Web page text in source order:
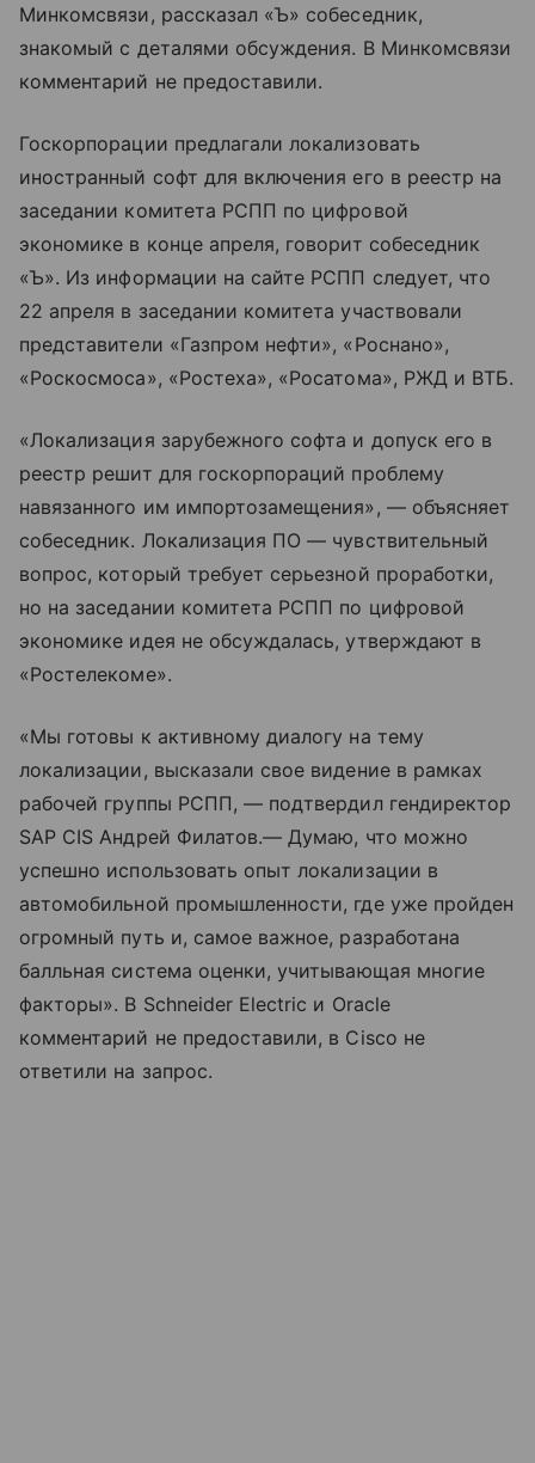
Минкомсвязи, рассказал «Ъ» собеседник,
знакомый с деталями обсуждения. В Минкомсвязи
комментарий не предоставили.
Госкорпорации предлагали локализовать
иностранный софт для включения его в реестр на
заседании комитета РСПП по цифровой
экономике в конце апреля, говорит собеседник
«Ъ». Из информации на сайте РСПП следует, что
22 апреля в заседании комитета участвовали
представители «Газпром нефти», «Роснано»,
«Роскосмоса», «Ростеха», «Росатома», РЖД и ВТБ.
«Локализация зарубежного софта и допуск его в
реестр решит для госкорпораций проблему
навязанного им импортозамещения», — объясняет
собеседник. Локализация ПО — чувствительный
вопрос, который требует серьезной проработки,
но на заседании комитета РСПП по цифровой
экономике идея не обсуждалась, утверждают в
«Ростелекоме».
«Мы готовы к активному диалогу на тему
локализации, высказали свое видение в рамках
рабочей группы РСПП, — подтвердил гендиректор
SAP CIS Андрей Филатов.— Думаю, что можно
успешно использовать опыт локализации в
автомобильной промышленности, где уже пройден
огромный путь и, самое важное, разработана
балльная система оценки, учитывающая многие
факторы». В Schneider Electric и Oracle
комментарий не предоставили, в Cisco не
ответили на запрос.